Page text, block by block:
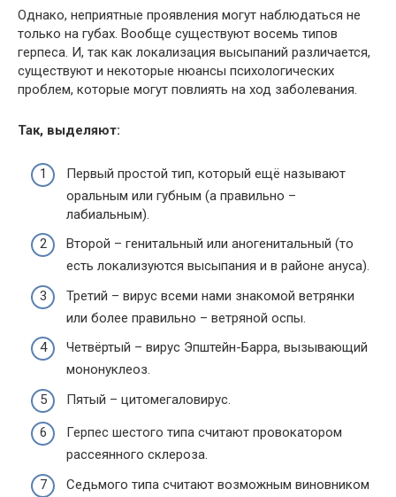
Однако, неприятные проявления могут наблюдаться не
только на губах. Вообще существуют восемь типов
герпеса. И, так как локализация высыпаний различается,
существуют и некоторые нюансы психологических
проблем, которые могут повлиять на ход заболевания.
Так, выделяют:
Первый простой тип, который ещё называют
оральным или губным (а правильно –
лабиальным).
Второй – генитальный или аногенитальный (то
есть локализуются высыпания и в районе ануса).
Третий – вирус всеми нами знакомой ветрянки
или более правильно – ветряной оспы.
Четвёртый – вирус Эпштейн-Барра, вызывающий
мононуклеоз.
Пятый – цитомегаловирус.
Герпес шестого типа считают провокатором
рассеянного склероза.
Седьмого типа считают возможным виновником